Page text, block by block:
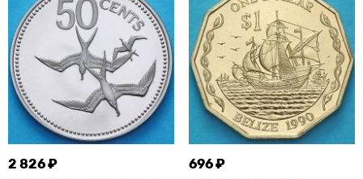
2 826 ₽ 696 ₽